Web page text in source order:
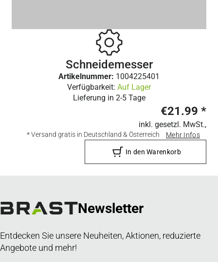
Schneidemesser
Artikelnummer: 1004225401
Verfügbarkeit: Auf Lager
Lieferung in 2-5 Tage
€21.99 *
inkl. gesetzl. MwSt.,
* Versand gratis in Deutschland & Österreich Mehr Infos
In den Warenkorb
Newsletter
Entdecken Sie unsere Neuheiten, Aktionen, reduzierte
Angebote und mehr!